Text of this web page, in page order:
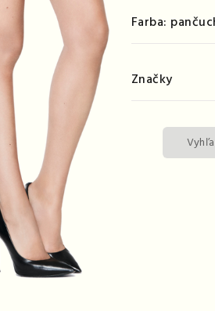
Farba:
Značky